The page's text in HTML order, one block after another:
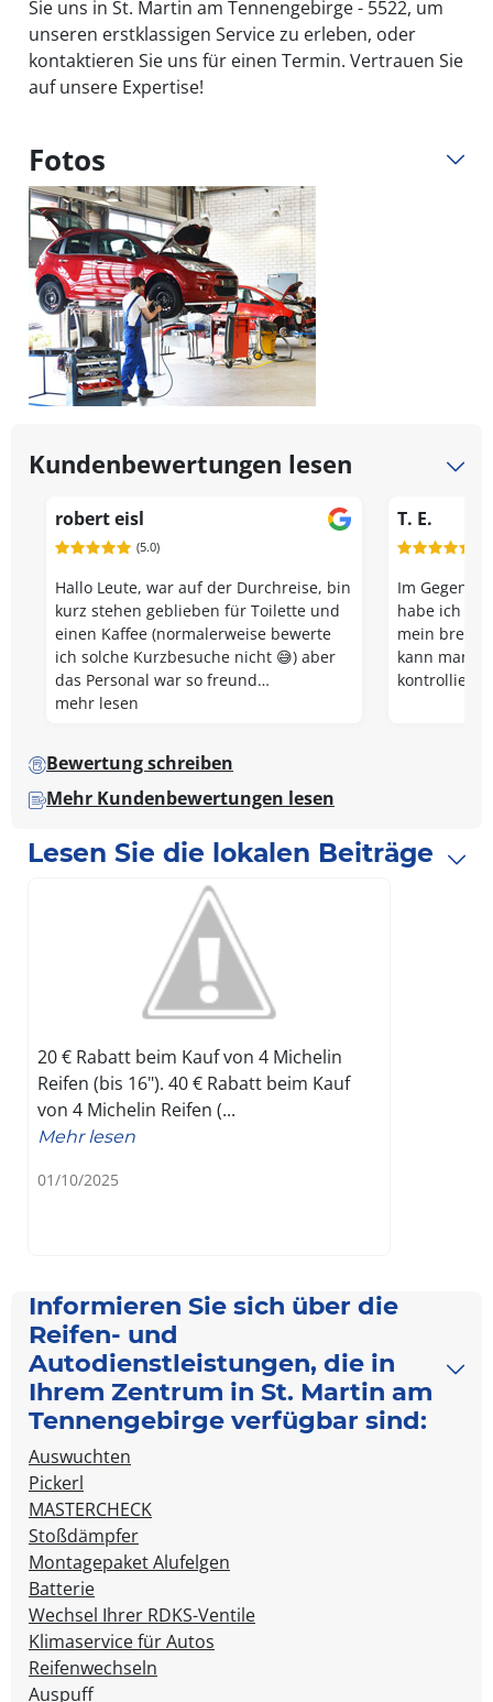
Sie uns in St. Martin am Tennengebirge - 5522, um
unseren erstklassigen Service zu erleben, oder
kontaktieren Sie uns für einen Termin. Vertrauen Sie
auf unsere Expertise!
Fotos
Kundenbewertungen lesen
robert eisl
(5.0)
Hallo Leute, war auf der Durchreise, bin
kurz stehen geblieben für Toilette und
einen Kaffee (normalerweise bewerte
ich solche Kurzbesuche nicht 😅) aber
das Personal war so freund…
mehr lesen
T. E.
Im
habe ich
mein
kann man
Bewertung schreiben
Mehr Kundenbewertungen lesen
Lesen Sie die lokalen Beiträge
20 € Rabatt beim Kauf von 4 Michelin
Reifen (bis 16"). 40 € Rabatt beim Kauf
von 4 Michelin Reifen (...
Mehr lesen
01/10/2025
Informieren Sie sich über die
Reifen- und
Autodienstleistungen, die in
Ihrem Zentrum in St. Martin am
Tennengebirge verfügbar sind:
Auswuchten
Pickerl
MASTERCHECK
Stoßdämpfer
Montagepaket Alufelgen
Batterie
Wechsel Ihrer RDKS-Ventile
Klimaservice für Autos
Reifenwechseln
Auspuff